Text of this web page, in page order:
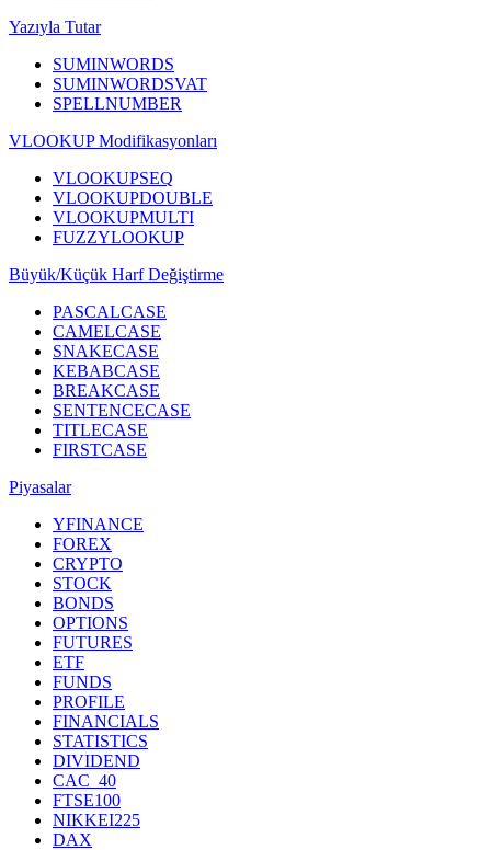
Yazıyla Tutar
SUMINWORDS
SUMINWORDSVAT
SPELLNUMBER
VLOOKUP Modifikasyonları
VLOOKUPSEQ
VLOOKUPDOUBLE
VLOOKUPMULTI
FUZZYLOOKUP
Büyük/Küçük Harf Değiştirme
PASCALCASE
CAMELCASE
SNAKECASE
KEBABCASE
BREAKCASE
SENTENCECASE
TITLECASE
FIRSTCASE
Piyasalar
YFINANCE
FOREX
CRYPTO
STOCK
BONDS
OPTIONS
FUTURES
ETF
FUNDS
PROFILE
FINANCIALS
STATISTICS
DIVIDEND
CAC_40
FTSE100
NIKKEI225
DAX